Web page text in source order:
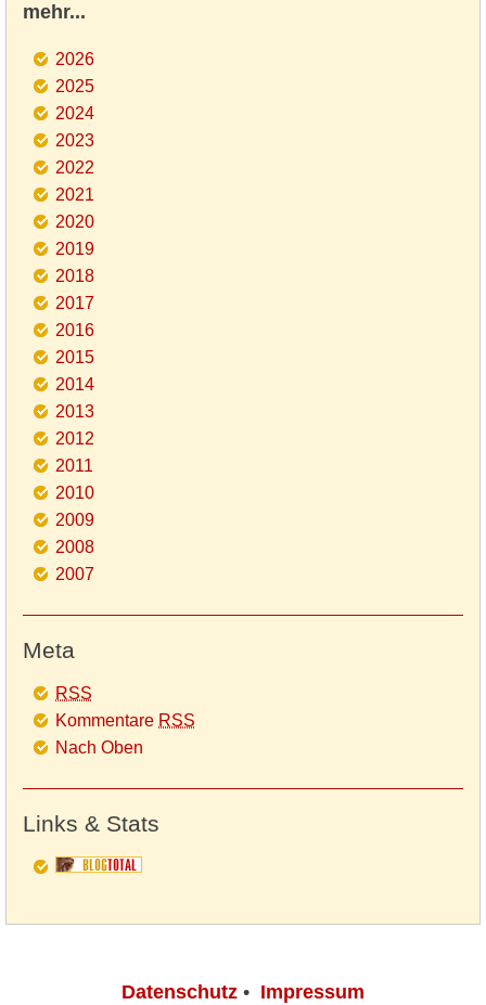
mehr...
2026
2025
2024
2023
2022
2021
2020
2019
2018
2017
2016
2015
2014
2013
2012
2011
2010
2009
2008
2007
Meta
RSS
Kommentare RSS
Nach Oben
Links & Stats
Datenschutz • Impressum